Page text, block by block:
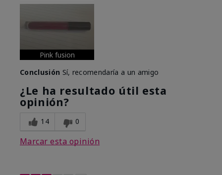
Pink fusion
Conclusión Sí, recomendaría a un amigo
¿Le ha resultado útil esta
opinión?
14 0
Marcar esta opinión